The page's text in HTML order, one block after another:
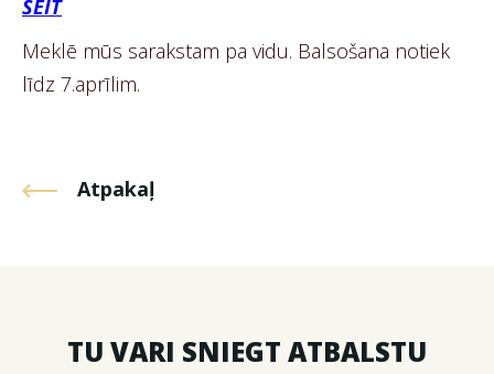
ŠEIT
Meklē mūs sarakstam pa vidu. Balsošana notiek
līdz 7.aprīlim.
Atpakaļ
TU VARI SNIEGT ATBALSTU